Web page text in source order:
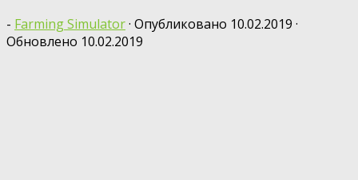
- Farming Simulator· Опубликовано 10.02.2019 ·
Обновлено 10.02.2019